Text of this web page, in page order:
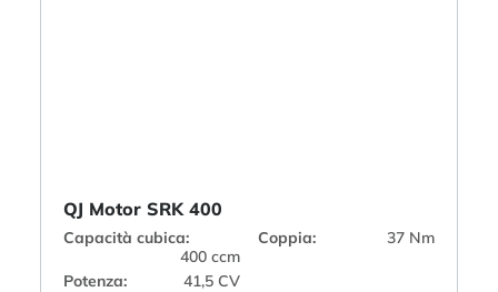
QJ Motor SRK 400
Capacità cubica:
400 ccm
Coppia: 37 Nm
Potenza: 41,5 CV